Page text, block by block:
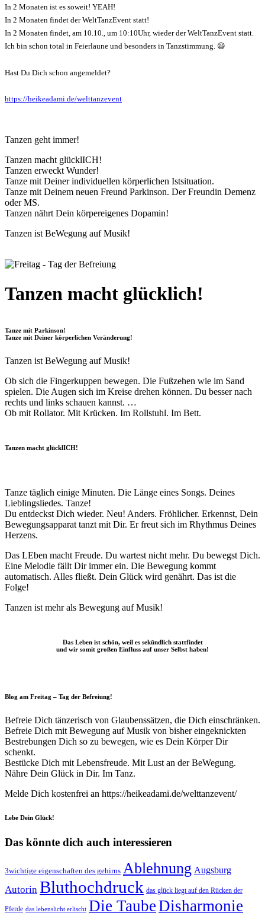
In 2 Monaten ist es soweit! YEAH!
In 2 Monaten findet der WeltTanzEvent statt!
In 2 Monaten findet, am 10.10., um 10:10Uhr, wieder der WeltTanzEvent statt.
Ich bin schon total in Feierlaune und besonders in Tanzstimmung. 😃
Hast Du Dich schon angemeldet?
https://heikeadami.de/welttanzevent
Tanzen geht immer!
Tanzen macht glücklICH!
Tanzen erweckt Wunder!
Tanze mit Deiner individuellen körperlichen Istsituation.
Tanze mit Deinem neuen Freund Parkinson. Der Freundin Demenz
oder MS.
Tanzen nährt Dein körpereigenes Dopamin!
Tanzen ist BeWegung auf Musik!
Tanzen macht glücklich!
Tanze mit Parkinson!
Tanze mit Deiner körperlichen Veränderung!
Tanzen ist BeWegung auf Musik!
Ob sich die Fingerkuppen bewegen. Die Fußzehen wie im Sand
spielen. Die Augen sich im Kreise drehen können. Du besser nach
rechts und links schauen kannst. …
Ob mit Rollator. Mit Krücken. Im Rollstuhl. Im Bett.
Tanzen macht glücklICH!
Tanze täglich einige Minuten. Die Länge eines Songs. Deines
Lieblingsliedes. Tanze!
Du entdeckst Dich wieder. Neu! Anders. Fröhlicher. Erkennst, Dein
Bewegungsapparat tanzt mit Dir. Er freut sich im Rhythmus Deines
Herzens.
Das LEben macht Freude. Du wartest nicht mehr. Du bewegst Dich.
Eine Melodie fällt Dir immer ein. Die Bewegung kommt
automatisch. Alles fließt. Dein Glück wird genährt. Das ist die
Folge!
Tanzen ist mehr als Bewegung auf Musik!
Das Leben ist schön, weil es sekündlich stattfindet
und wir somit großen Einfluss auf unser Selbst haben!
Blog am Freitag – Tag der Befreiung!
Befreie Dich tänzerisch von Glaubenssätzen, die Dich einschränken.
Befreie Dich mit Bewegung auf Musik von bisher eingeknickten
Bestrebungen Dich so zu bewegen, wie es Dein Körper Dir
schenkt.
Bestücke Dich mit Lebensfreude. Mit Lust an der BeWegung.
Nähre Dein Glück in Dir. Im Tanz.
Melde Dich kostenfrei an https://heikeadami.de/welttanzevent/
Lebe Dein Glück!
Das könnte dich auch interessieren
3wichtige eigenschaften des gehirns Ablehnung Augsburg
Autorin Bluthochdruck das glück liegt auf den Rücken der
Pferde das lebenslicht erlischt Die TaubeDisharmonie